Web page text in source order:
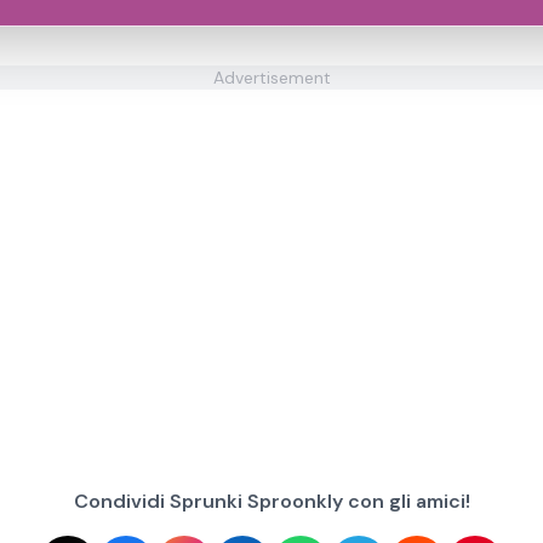
Advertisement
Condividi Sprunki Sproonkly con gli amici!